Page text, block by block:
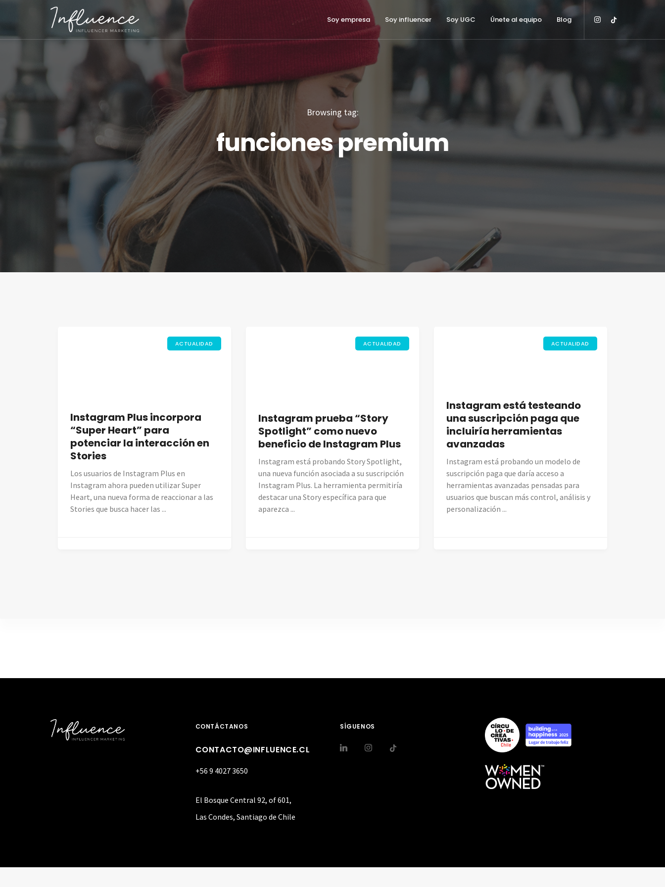
Soy empresa Soy influencer Soy UGC Únete al equipo Blog
Browsing tag:
funciones premium
ACTUALIDAD
Instagram Plus incorpora
“Super Heart” para
potenciar la interacción en
Stories
Los usuarios de Instagram Plus en
Instagram ahora pueden utilizar Super
Heart, una nueva forma de reaccionar a las
Stories que busca hacer las ...
ACTUALIDAD
Instagram prueba “Story
Spotlight” como nuevo
beneficio de Instagram Plus
Instagram está probando Story Spotlight,
una nueva función asociada a su suscripción
Instagram Plus. La herramienta permitiría
destacar una Story específica para que
aparezca ...
ACTUALIDAD
Instagram está testeando
una suscripción paga que
incluiría herramientas
avanzadas
Instagram está probando un modelo de
suscripción paga que daría acceso a
herramientas avanzadas pensadas para
usuarios que buscan más control, análisis y
personalización ...
CONTÁCTANOS
CONTACTO@INFLUENCE.CL
+56 9 4027 3650
El Bosque Central 92, of 601,
Las Condes, Santiago de Chile
SÍGUENOS